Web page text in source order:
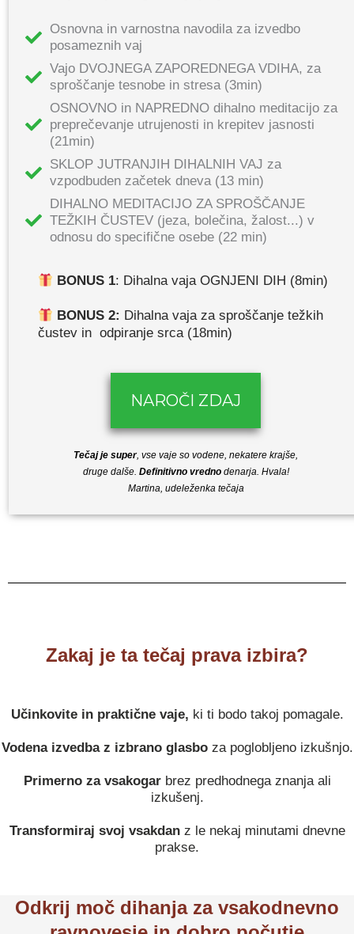
Osnovna in varnostna navodila za izvedbo
posameznih vaj
Vajo DVOJNEGA ZAPOREDNEGA VDIHA, za
sproščanje tesnobe in stresa (3min)
OSNOVNO in NAPREDNO dihalno meditacijo za
preprečevanje utrujenosti in krepitev jasnosti
(21min)
SKLOP JUTRANJIH DIHALNIH VAJ za
vzpodbuden začetek dneva (13 min)
DIHALNO MEDITACIJO ZA SPROŠČANJE
TEŽKIH ČUSTEV (jeza, bolečina, žalost...) v
odnosu do specifične osebe (22 min)
BONUS 1: Dihalna vaja OGNJENI DIH (8min)
BONUS 2: Dihalna vaja za sproščanje težkih
čustev in odpiranje srca (18min)
NAROČI ZDAJ
Tečaj je super, vse vaje so vodene, nekatere krajše,
druge dalše. Definitivno vrednodenarja. Hvala!
Martina, udeleženka tečaja
Zakaj je ta tečaj prava izbira?
Učinkovite in praktične vaje, ki ti bodo takoj pomagale.
Vodena izvedba z izbrano glasboza poglobljeno izkušnjo.
Primerno za vsakogarbrez predhodnega znanja ali
izkušenj.
Transformiraj svoj vsakdan z le nekaj minutami dnevne
prakse.
Odkrij moč dihanja za vsakodnevno